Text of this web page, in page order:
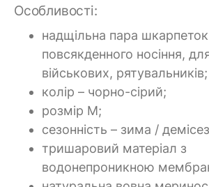
Особливості:
надщільна пара
повсякденного носіння,
військових, рятувальників;
колір – чорно-сірий;
розмір M;
сезонність – зима /
тришаровий матеріал з
водонепроникною